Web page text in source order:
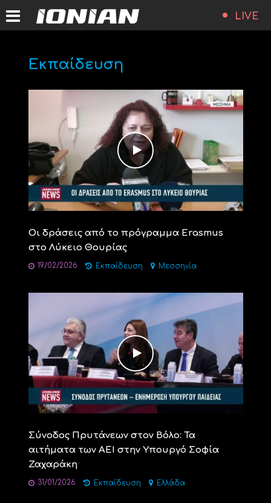
LIVE
Εκπαίδευση
Οι δράσεις από το πρόγραμμα Erasmus
στο Λύκειο Θουρίας
19/02/2026 Εκπαίδευση Μεσσηνία
Σύνοδος Πρυτάνεων στον Βόλο: Τα
αιτήματα των ΑΕΙ στην Υπουργό Σοφία
Ζαχαράκη
31/01/2026 Εκπαίδευση Ελλάδα